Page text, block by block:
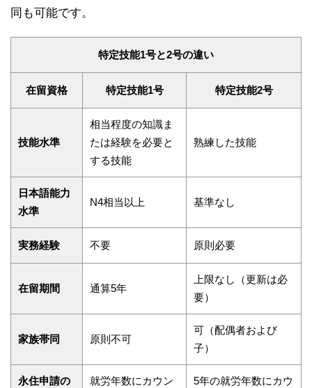
同も可能です。
特定技能1号と2号の違い
在留資格 特定技能1号 特定技能2号
技能水準
相当程度の知識ま
たは経験を必要と
する技能
熟練した技能
日本語能力
水準
N4相当以上 基準なし
実務経験 不要 原則必要
在留期間 通算5年
上限なし（更新は必
要）
家族帯同 原則不可
可（配偶者および
子）
永住申請の
就労年数にカウン
5年の就労年数にカウ